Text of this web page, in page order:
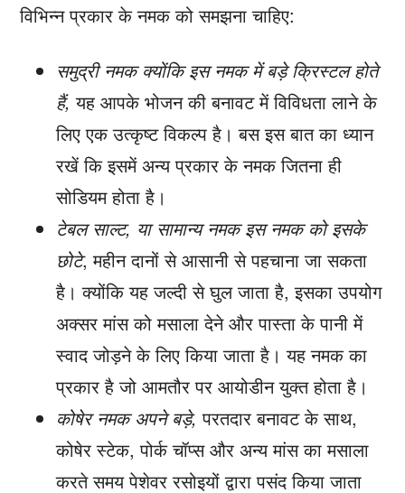
विभिन्न प्रकार के नमक को समझना चाहिए:
समुद्री नमक क्योंकि इस नमक में बड़े क्रिस्टल होते
हैं, यह आपके भोजन की बनावट में विविधता लाने के
लिए एक उत्कृष्ट विकल्प है। बस इस बात का ध्यान
रखें कि इसमें अन्य प्रकार के नमक जितना ही
सोडियम होता है।
टेबल साल्ट, या सामान्य नमक इस नमक को इसके
छोटे, महीन दानों से आसानी से पहचाना जा सकता
है। क्योंकि यह जल्दी से घुल जाता है, इसका उपयोग
अक्सर मांस को मसाला देने और पास्ता के पानी में
स्वाद जोड़ने के लिए किया जाता है। यह नमक का
प्रकार है जो आमतौर पर आयोडीन युक्त होता है।
कोषेर नमक अपने बड़े, परतदार बनावट के साथ,
कोषेर स्टेक, पोर्क चॉप्स और अन्य मांस का मसाला
करते समय पेशेवर रसोइयों द्वारा पसंद किया जाता